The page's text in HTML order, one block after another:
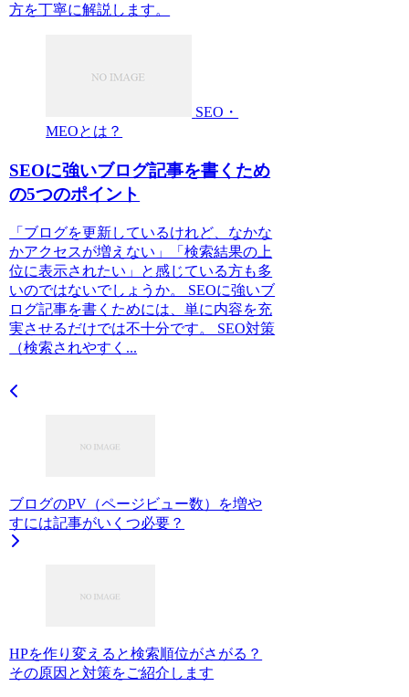
方を丁寧に解説します。
SEO・
MEOとは？
SEOに強いブログ記事を書くため
の5つのポイント
「ブログを更新しているけれど、なかな
かアクセスが増えない」「検索結果の上
位に表示されたい」と感じている方も多
いのではないでしょうか。 SEOに強いブ
ログ記事を書くためには、単に内容を充
実させるだけでは不十分です。 SEO対策
（検索されやすく...
ブログのPV（ページビュー数）を増や
すには記事がいくつ必要？
HPを作り変えると検索順位がさがる？
その原因と対策をご紹介します